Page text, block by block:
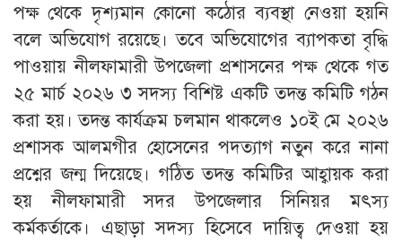
পক্ষ থেকে দৃশ্যমান কোনো কঠোর ব্যবস্থা নেওয়া হয়নি
বলে অভিযোগ রয়েছে। তবে অভিযোগের ব্যাপকতা বৃদ্ধি
পাওয়ায় নীলফামারী উপজেলা প্রশাসনের পক্ষ থেকে গত
২৫ মার্চ ২০২৬ ৩ সদস্য বিশিষ্ট একটি তদন্ত কমিটি গঠন
করা হয়। তদন্ত কার্যক্রম চলমান থাকলেও ১০ই মে ২০২৬
প্রশাসক আলমগীর হোসেনের পদত্যাগ নতুন করে নানা
প্রশ্নের জন্ম দিয়েছে। গঠিত তদন্ত কমিটির আহ্বায়ক করা
হয় নীলফামারী সদর উপজেলার সিনিয়র মৎস্য
কর্মকর্তাকে। এছাড়া সদস্য হিসেবে দায়িত্ব দেওয়া হয়